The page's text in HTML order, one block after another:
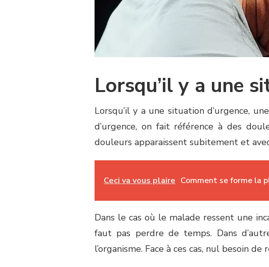
Lorsqu’il y a une
Lorsqu’il y a une situation d’urgence, une
d’urgence, on fait référence à des
douleurs apparaissent subitement et
Ceci va vous plaire Comment se forme la
Dans le cas où le malade ressent une
faut pas perdre de temps. Dans
l’organisme. Face à ces cas, nul besoin